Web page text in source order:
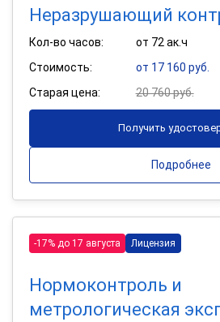
Неразрушающий
Кол-во часов:
от 72 ак.ч
Стоимость:
от 17 160 руб.
Старая цена:
20 760 руб.
Получить
Подробнее
-17% до 17 августа Лицензия
Нормоконтроль и
метрологическая